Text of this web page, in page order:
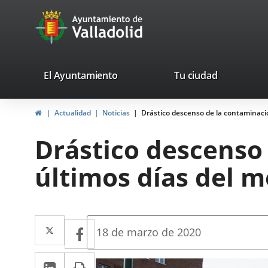
Portal
Web
Ayuntamiento
de
Valladolid
valladolid.es
El Ayuntamiento Tu ciudad
InicioActualidad Noticias Drástico descenso de la
Drástico
últimos días del
Twitter
Enlace
a
Facebook
Enlace
a
LinkedIn
EnlaceImprimir
Fecha
la
noticia
18 de marzo de 2020